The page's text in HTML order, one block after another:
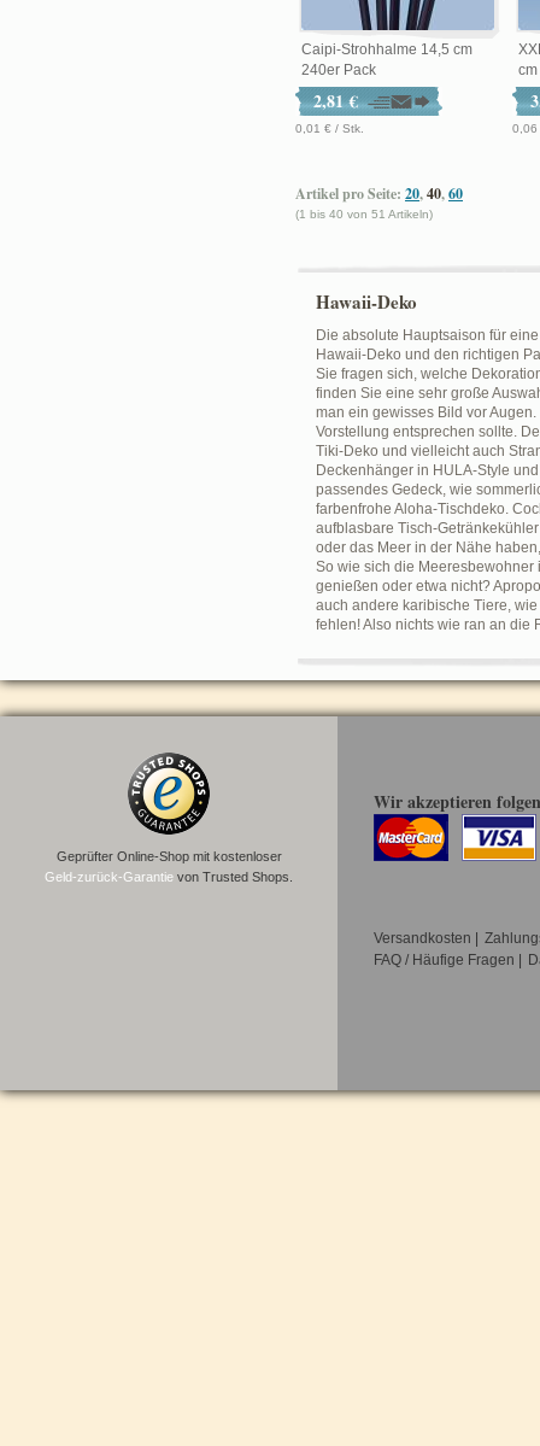
Caipi-Strohhalme 14,5 cm
240er Pack
2,81 €
0,01 € / Stk. 0,06
Artikel pro Seite: 20,40,60
(1 bis 40 von 51 Artikeln)
Hawaii-Deko
Die absolute Hauptsaison für
Hawaii-Deko und den richtigen
Sie fragen sich, welche
finden Sie eine sehr große
man ein gewisses Bild vor
Vorstellung entsprechen sollte.
Tiki-Deko und vielleicht auch
Deckenhänger in HULA-Style
passendes Gedeck, wie
farbenfrohe Aloha-Tischdeko.
aufblasbare Tisch-
oder das Meer in der Nähe
So wie sich die Meeresbewohner
genießen oder etwa nicht?
auch andere karibische Tiere,
fehlen! Also nichts wie ran an die
Geprüfter Online-Shop mit kostenloser
Geld-zurück-Garantie von Trusted Shops.
Wir akzeptieren
Versandkosten
FAQ / Häufige Fragen